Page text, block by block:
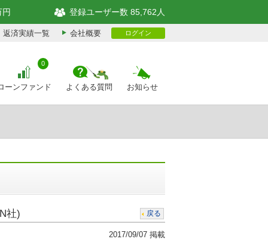
円 登録ユーザー数 85,762人
返済実績一覧 会社概要 ログイン
ーンファンド
0
よくある質問 お知らせ
社) 戻る
2017/09/07 掲載